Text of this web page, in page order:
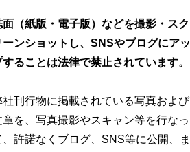
面（紙版・電子版）などを撮影・スク
ーンショットし、SNSやブログにアッ
することは法律で禁止されています。
社刊行物に掲載されている写真および
章を、写真撮影やスキャン等を行なっ
、許諾なくブログ、SNS等に公開、ま